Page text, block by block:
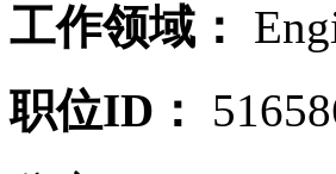
工作领域：
职位ID：